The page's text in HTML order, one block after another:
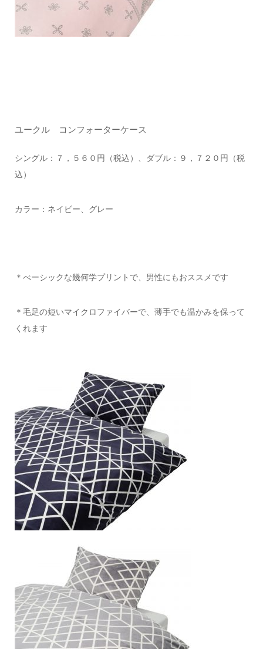
ユークル コンフォーターケース
シングル：７，５６０円（税込）、ダブル：９，７２０円（税
込）
カラー：ネイビー、グレー
＊べーシックな幾何学プリントで、男性にもおススメです
＊毛足の短いマイクロファイバーで、薄手でも温かみを保って
くれます